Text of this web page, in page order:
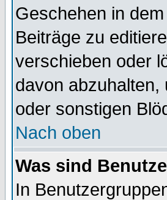
Geschehen in
Beiträge zu
verschieben oder
davon abzuhalten,
oder sonstigen
Nach oben
Was sind
In